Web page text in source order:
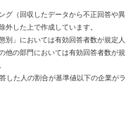
グ（回収したデータから不正回答や異
した上で作成しています。
」においては有効回答者数が規定人
他の部門においては有効回答者数が規
した人の割合が基準値以下の企業がラ